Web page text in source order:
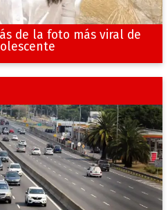
de la foto más viral de